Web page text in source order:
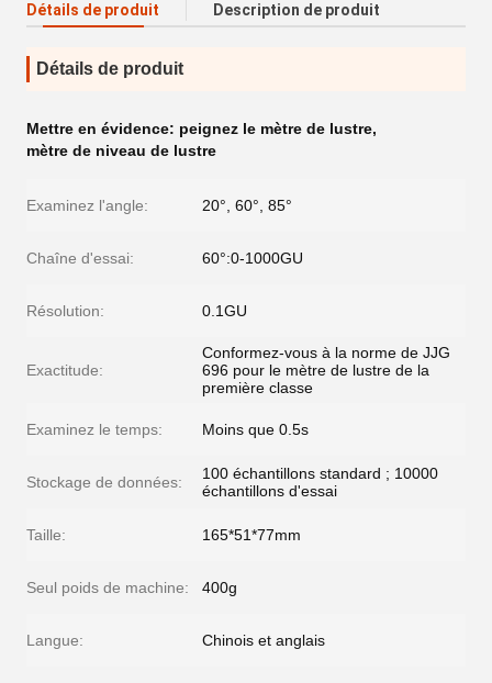
Détails de produit Description de produit
Détails de produit
Mettre en évidence: peignez le mètre de lustre,
mètre de niveau de lustre
Examinez l'angle: 20°, 60°, 85°
Chaîne d'essai: 60°:0-1000GU
Résolution: 0.1GU
Exactitude:
Conformez-vous à la norme de JJG
696 pour le mètre de lustre de la
première classe
Examinez le temps: Moins que 0.5s
Stockage de données:
100 échantillons standard ; 10000
échantillons d'essai
Taille: 165*51*77mm
Seul poids de machine: 400g
Langue: Chinois et anglais